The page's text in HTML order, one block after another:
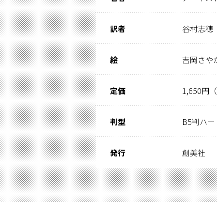
訳者 谷村志穂
絵 吉岡さや
定価 1,650円（
判型 B5判ハ
発行 創美社